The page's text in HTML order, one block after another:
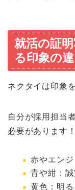
就活の証
る印象の
ネクタイは印象
自分が採用担当
必要があります！
赤やエン
青や紺：
黄色：明